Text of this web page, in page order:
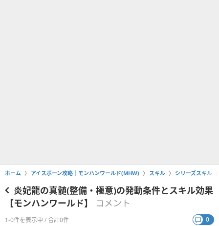
ホーム アイスボーン攻略｜モンハンワールド(MHW) スキル シリーズスキル
炎妃龍の真髄(整備・極意)の発動条件とスキル効果
【モンハンワールド】
コメント
1-0件を表示中 / 合計0件 0